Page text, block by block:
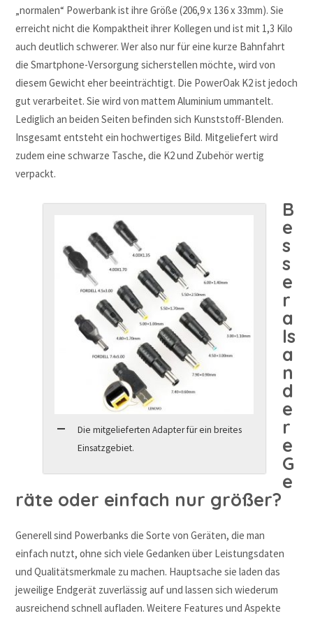
„normalen“ Powerbank ist ihre Größe (206,9 x 136 x 33mm). Sie
erreicht nicht die Kompaktheit ihrer Kollegen und ist mit 1,3 Kilo
auch deutlich schwerer. Wer also nur für eine kurze Bahnfahrt
die Smartphone-Versorgung sicherstellen möchte, wird von
diesem Gewicht eher beeinträchtigt. Die PowerOak K2 ist jedoch
gut verarbeitet. Sie wird von mattem Aluminium ummantelt.
Lediglich an beiden Seiten befinden sich Kunststoff-Blenden.
Insgesamt entsteht ein hochwertiges Bild. Mitgeliefert wird
zudem eine schwarze Tasche, die K2 und Zubehör wertig
verpackt.
Die mitgelieferten Adapter für ein breites
Einsatzgebiet.
B
e
s
s
e
r
a
ls
a
n
d
e
r
e
G
e
räte oder einfach nur größer?
Generell sind Powerbanks die Sorte von Geräten, die man
einfach nutzt, ohne sich viele Gedanken über Leistungsdaten
und Qualitätsmerkmale zu machen. Hauptsache sie laden das
jeweilige Endgerät zuverlässig auf und lassen sich wiederum
ausreichend schnell aufladen. Weitere Features und Aspekte